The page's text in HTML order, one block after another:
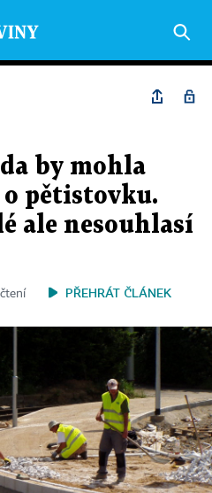
by mohla
pětistovku.
ale nesouhlasí
PŘEHRÁT ČLÁNEK